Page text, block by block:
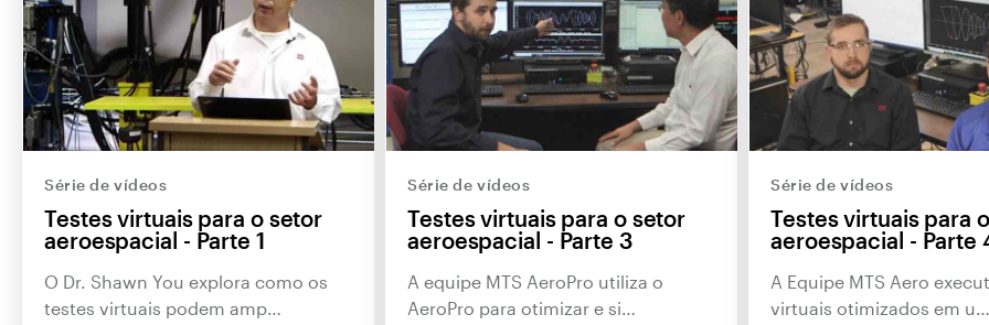
Série de vídeos
Testes virtuais para o setor
aeroespacial - Parte 1
O Dr. Shawn You explora como os
testes virtuais podem amp…
Série de vídeos
Testes virtuais para o setor
aeroespacial - Parte 3
A equipe MTS AeroPro utiliza o
AeroPro para otimizar e si…
Série de vídeos
Testes virtuais para
aeroespacial - Parte
A Equipe MTS Aero
virtuais otimizados em u…